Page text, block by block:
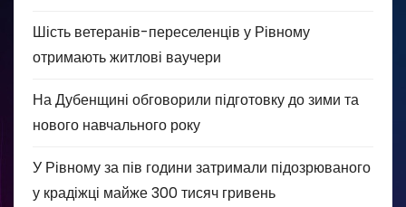
Шість ветеранів-переселенців у Рівному
отримають житлові ваучери
На Дубенщині обговорили підготовку до зими та
нового навчального року
У Рівному за пів години затримали підозрюваного
у крадіжці майже 300 тисяч гривень